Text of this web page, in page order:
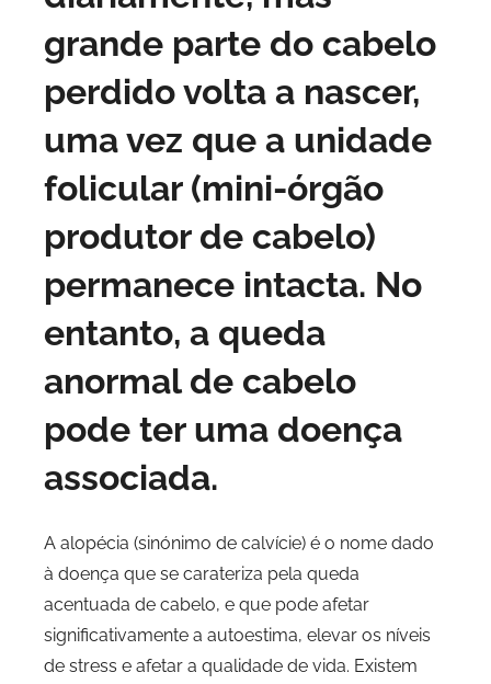
grande parte do cabelo
perdido volta a nascer,
uma vez que a unidade
folicular (mini-órgão
produtor de cabelo)
permanece intacta. No
entanto, a queda
anormal de cabelo
pode ter uma doença
associada.
A alopécia (sinónimo de calvície) é o nome dado
à doença que se carateriza pela queda
acentuada de cabelo, e que pode afetar
significativamente a autoestima, elevar os níveis
de stress e afetar a qualidade de vida. Existem